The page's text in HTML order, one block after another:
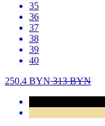
35
36
37
38
39
40
250.4 BYN313BYN